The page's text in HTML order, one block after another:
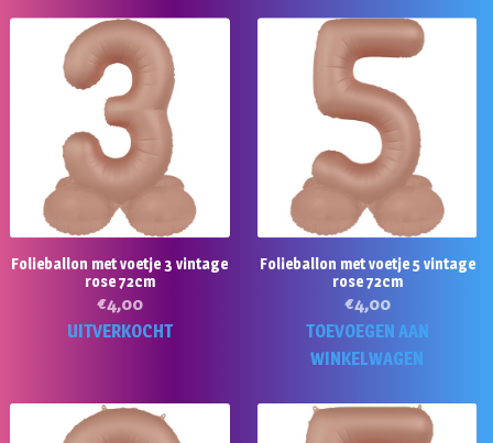
Folieballon met voetje 3 vintage
rose 72cm
€4,00
UITVERKOCHT
Folieballon met voetje 5 vintage
rose 72cm
€4,00
TOEVOEGEN AAN
WINKELWAGEN